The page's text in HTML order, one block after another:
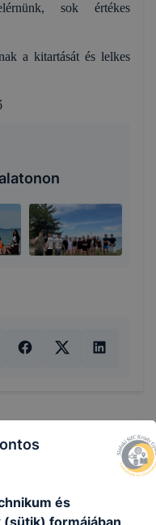
sok értékes
a kitartását és lelkes
és
(sütik) formájában